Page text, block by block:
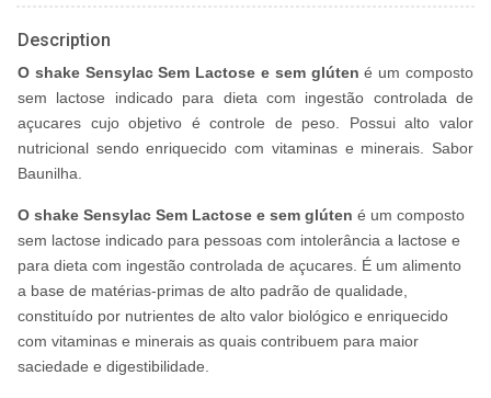
Description
O shake Sensylac Sem Lactose e sem glúten é um composto
sem lactose indicado para dieta com ingestão controlada de
açucares cujo objetivo é controle de peso. Possui alto valor
nutricional sendo enriquecido com vitaminas e minerais. Sabor
Baunilha.
O shake Sensylac Sem Lactose e sem glúten é um composto
sem lactose indicado para pessoas com intolerância a lactose e
para dieta com ingestão controlada de açucares. É um alimento
a base de matérias-primas de alto padrão de qualidade,
constituído por nutrientes de alto valor biológico e enriquecido
com vitaminas e minerais as quais contribuem para maior
saciedade e digestibilidade.